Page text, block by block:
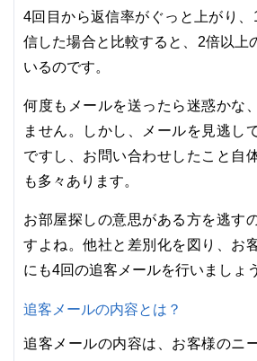
4回目から返信率がぐっと上がり
信した場合と比較すると、2倍以上
いるのです。
何度もメールを送ったら迷惑かな
ません。しかし、メールを見逃し
ですし、お問い合わせしたこと自
も多々あります。
お部屋探しの意思がある方を逃す
すよね。他社と差別化を図り、お
にも4回の追客メールを行いましょ
追客メールの内容とは？
追客メールの内容は、お客様のニ